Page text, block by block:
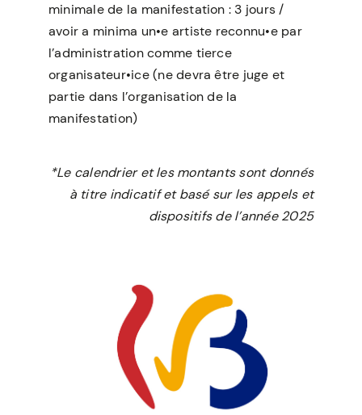
minimale de la manifestation : 3 jours /
avoir a minima un•e artiste reconnu•e par
l’administration comme tierce
organisateur•ice (ne devra être juge et
partie dans l’organisation de la
manifestation)
*Le calendrier et les montants sont donnés
à titre indicatif et basé sur les appels et
dispositifs de l’année 2025